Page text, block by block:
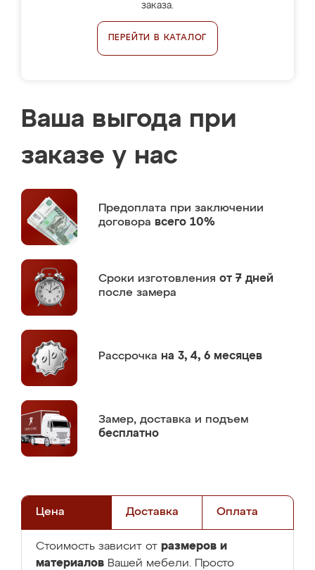
заказа.
ПЕРЕЙТИ В КАТАЛОГ
Ваша выгода при
заказе у нас
Предоплата при заключении
договора всего 10%
Сроки изготовления от 7 дней
после замера
Рассрочка на 3, 4, 6 месяцев
Замер, доставка и подъем
бесплатно
Цена Доставка Оплата
Стоимость зависит от размеров и
материалов Вашей мебели. Просто